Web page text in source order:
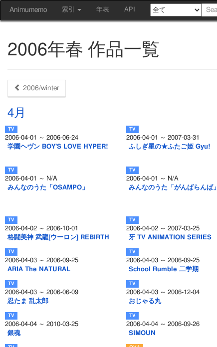
Animumemo 索引 年表 API
2006年春 作品一覧
2006/winter
4月
2006-04-01 ～ 2006-06-24
学園ヘヴン BOY'S LOVE HYPER!
2006-04-01 ～ 2007-03-31
ふしぎ星の★ふたご姫 Gyu!
2006-04-01 ～ N/A
みんなのうた「OSAMPO」
2006-04-01 ～ N/A
みんなのうた「がんばらんば」
2006-04-02 ～ 2006-10-01
格闘美神 武龍[ウーロン] REBIRTH
2006-04-02 ～ 2007-03-25
牙 TV ANIMATION SERIES
2006-04-03 ～ 2006-09-25
ARIA The NATURAL
2006-04-03 ～ 2006-09-25
School Rumble 二学期
2006-04-03 ～ 2006-06-09
忍たま 乱太郎
2006-04-03 ～ 2006-12-04
おじゃる丸
2006-04-04 ～ 2010-03-25
銀魂
2006-04-04 ～ 2006-09-26
SIMOUN